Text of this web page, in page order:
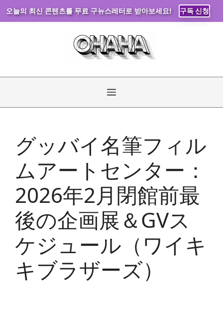
오늘의 최신 콘텐츠를 무료 구뉴스레터로 받아보세요! 구독 신청
ツ
メ
ュ
ー
グッバイ名筆フィル
ムアートセンター：
2026年2月閉館前最
後の企画展＆GVス
ケジュール（ワイキ
キブラザーズ）